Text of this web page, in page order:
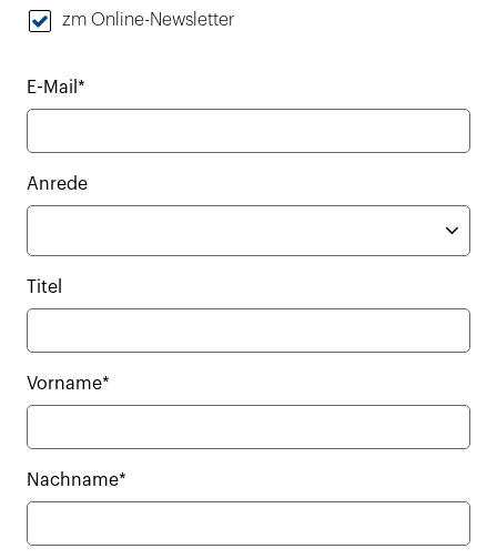
zm Online-Newsletter
E-Mail*
Anrede
Titel
Vorname*
Nachname*